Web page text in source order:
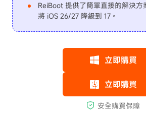
ReiBoot 提供了簡單直接的解決方
將 iOS 26/27 降級到 17。